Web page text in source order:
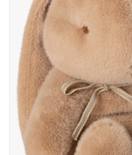
hebbedingen
kinderkamer
eten & drinken
knuffels
boeken